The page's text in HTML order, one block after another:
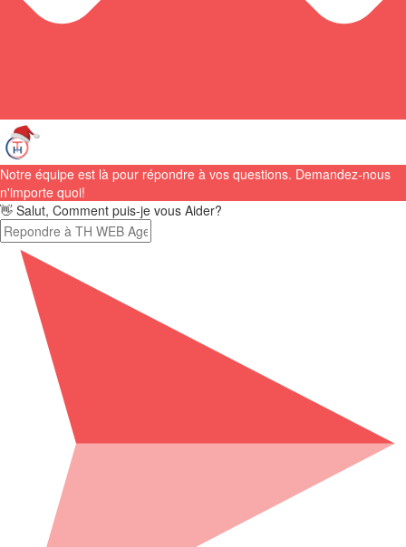
Notre équipe est là pour répondre à vos questions. Demandez-nous
n'importe quoi!
👋 Salut, Comment puis-je vous Aider?